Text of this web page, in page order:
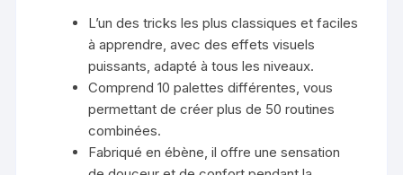
L’un des tricks les plus classiques et faciles
à apprendre, avec des effets visuels
puissants, adapté à tous les niveaux.
Comprend 10 palettes différentes, vous
permettant de créer plus de 50 routines
combinées.
Fabriqué en ébène, il offre une sensation